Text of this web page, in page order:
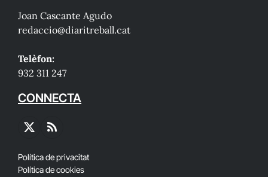
Joan Cascante Agudo
redaccio@diaritreball.cat
Telèfon:
932 311 247
CONNECTA
X
RSS
Política de privacitat
Política de cookies